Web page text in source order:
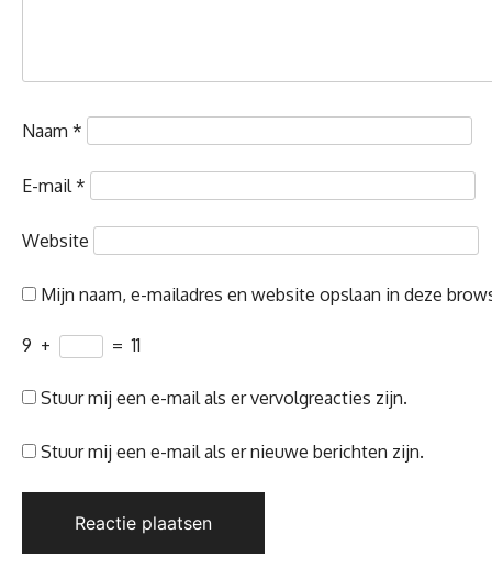
Naam *
E-mail*
Website
Mijn naam, e-mailadres en website opslaan in deze
9 + = 11
Stuur mij een e-mail als er vervolgreacties zijn.
Stuur mij een e-mail als er nieuwe berichten zijn.